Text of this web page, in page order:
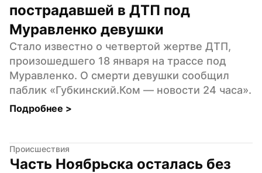
пострадавшей в ДТП под
Муравленко девушки
Стало известно о четвертой жертве ДТП,
произошедшего 18 января на трассе под
Муравленко. О смерти девушки сообщил
паблик «Губкинский.Ком — новости 24 часа».
Подробнее >
Происшествия
Часть Ноябрьска осталась без